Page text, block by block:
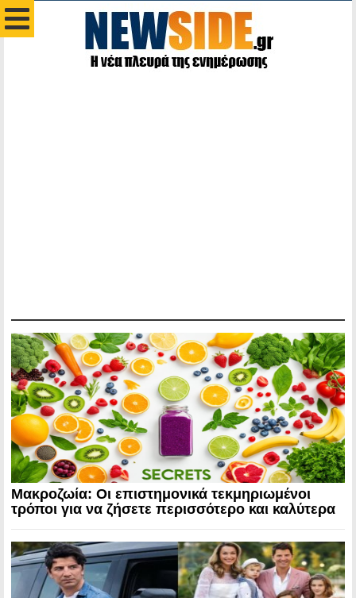
Μακροζωία: Οι επιστημονικά τεκμηριωμένοι
τρόποι για να ζήσετε περισσότερο και καλύτερα